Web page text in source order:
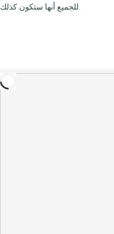
للجميع أنها ستكون كذلك.